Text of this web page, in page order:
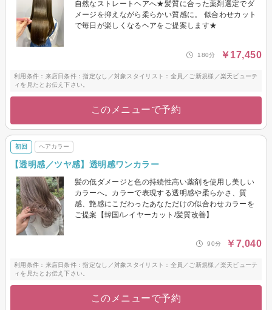
自然なストレートヘアへ★髪質に合った薬剤選定でダ
メージを抑えながら柔らかい質感に。 似合わせカット
で毎日が楽しくなるヘアをご提案します★
180分 ￥17,450
利用条件：来店日条件：指定なし／対象スタイリスト：全員／ご新規様／楽天ビューテ
ィを見たとお伝え下さい。
このメニューで予約
初回 ヘアカラー
【透明感／ツヤ感】透明感ワンカラー
髪の低ダメージと色の持続性高い薬剤を使用し美しい
カラーへ。カラーで表現する透明感や柔らかさ、質
感、艶感にこだわったあなただけの似合わせカラーを
ご提案【韓国/レイヤーカット/髪質改善】
90分 ￥7,040
利用条件：来店日条件：指定なし／対象スタイリスト：全員／ご新規様／楽天ビューテ
ィを見たとお伝え下さい。
このメニューで予約